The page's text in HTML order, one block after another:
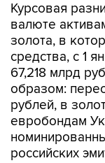
Курсовая
валюте
золота, в
средства, с 1
67,218 млрд
образом:
рублей, в
евробондам
российских